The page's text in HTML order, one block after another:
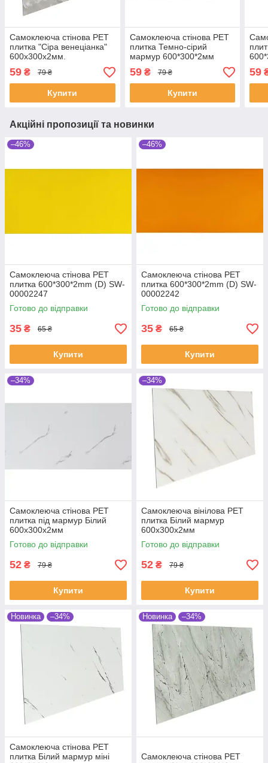
Самоклеюча стінова PET
плитка "Сіра венеціанка"
600х300х2мм.
59 ₴ 79 ₴
Купити
Самоклеюча стінова PET
плитка Темно-сірий
мармур 600*300*2мм
59₴ 79 ₴
Купити
59
Акційні пропозиції та новинки
–46%
Самоклеюча стінова PET
плитка 600*300*2mm (D) SW-
00002247
Готово до відправки
35 ₴ 65 ₴
Купити
–46%
Самоклеюча стінова PET
плитка 600*300*2mm (D) SW-
00002242
Готово до відправки
35 ₴ 65 ₴
Купити
–34%
Самоклеюча стінова PET
плитка під мармур Білий
600х300х2мм
Готово до відправки
52 ₴ 79 ₴
Купити
–34%
Самоклеюча вінілова PET
плитка Білий мармур
600х300х2мм
Готово до відправки
52 ₴ 79 ₴
Купити
Новинка –34%
Самоклеюча стінова PET
плитка Білий мармур міні
Новинка –34%
Самоклеюча стінова PET